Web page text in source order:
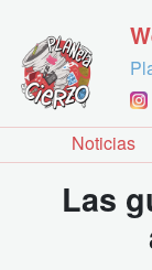
Noticias
Las